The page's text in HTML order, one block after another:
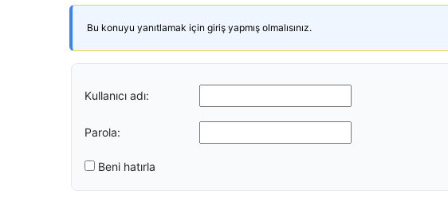
Bu konuyu yanıtlamak için giriş yapmış olmalısınız.
Kullanıcı adı:
Parola:
Beni hatırla